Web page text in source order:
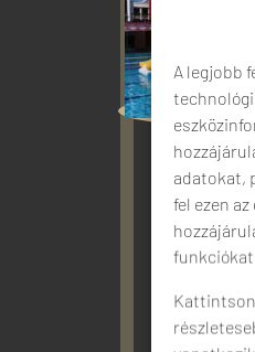
A legjobb
adatokat,
fel ezen
funkciókat
Kattintson